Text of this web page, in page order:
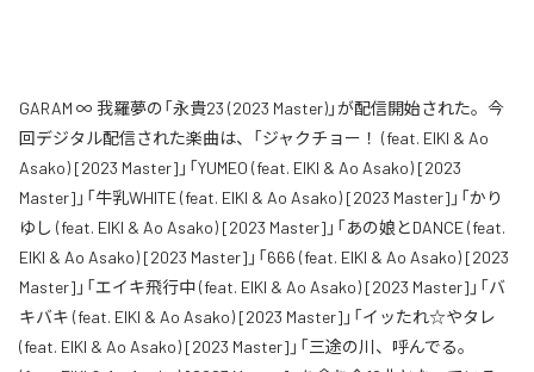
GARAM ∞ 我羅夢の「永貴23 (2023 Master)」が配信開始された。今
回デジタル配信された楽曲は、「ジャクチョー！ (feat. EIKI & Ao
Asako) [2023 Master]」「YUMEO (feat. EIKI & Ao Asako) [2023
Master]」「牛乳WHITE (feat. EIKI & Ao Asako) [2023 Master]」「かり
ゆし (feat. EIKI & Ao Asako) [2023 Master]」「あの娘とDANCE (feat.
EIKI & Ao Asako) [2023 Master]」「666 (feat. EIKI & Ao Asako) [2023
Master]」「エイキ飛行中 (feat. EIKI & Ao Asako) [2023 Master]」「バ
キバキ (feat. EIKI & Ao Asako) [2023 Master]」「イッたれ☆やタレ
(feat. EIKI & Ao Asako) [2023 Master]」「三途の川、呼んでる。